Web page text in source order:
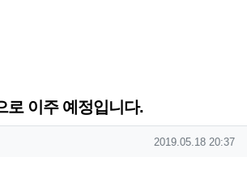
로 이주 예정입니다.
작성일
2019.05.18 20:37